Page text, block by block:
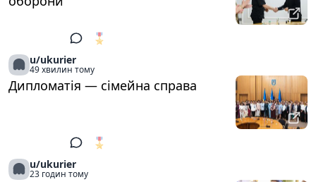
🎖️
u/ukurier
49 хвилин тому
Дипломатія — сімейна справа
🎖️
u/ukurier
23 годин тому